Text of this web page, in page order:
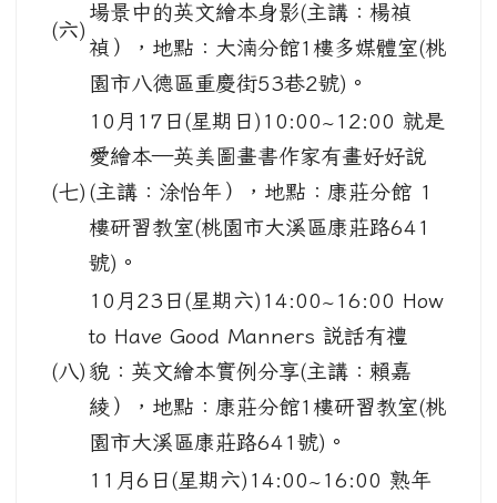
(六)
場景中的英文繪本身影(主講：楊禎
禎），地點：大湳分館1樓多媒體室(桃
園市八德區重慶街53巷2號)。
(七)
10月17日(星期日)10:00~12:00 就是
愛繪本—英美圖畫書作家有畫好好說
(主講：涂怡年），地點：康莊分館 1
樓研習教室(桃園市大溪區康莊路641
號)。
(八)
10月23日(星期六)14:00~16:00 How
to Have Good Manners 説話有禮
貌：英文繪本實例分享(主講：賴嘉
綾），地點：康莊分館1樓研習教室(桃
園市大溪區康莊路641號)。
11月6日(星期六)14:00~16:00 熟年